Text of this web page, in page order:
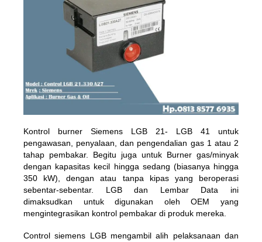
Kontrol burner Siemens LGB 21- LGB 41 untuk
pengawasan, penyalaan, dan pengendalian gas 1 atau 2
tahap pembakar. Begitu juga untuk Burner gas/minyak
dengan kapasitas kecil hingga sedang (biasanya hingga
350 kW), dengan atau tanpa kipas yang beroperasi
sebentar-sebentar. LGB dan Lembar Data ini
dimaksudkan untuk digunakan oleh OEM yang
mengintegrasikan kontrol pembakar di produk mereka.
Control siemens LGB mengambil alih pelaksanaan dan